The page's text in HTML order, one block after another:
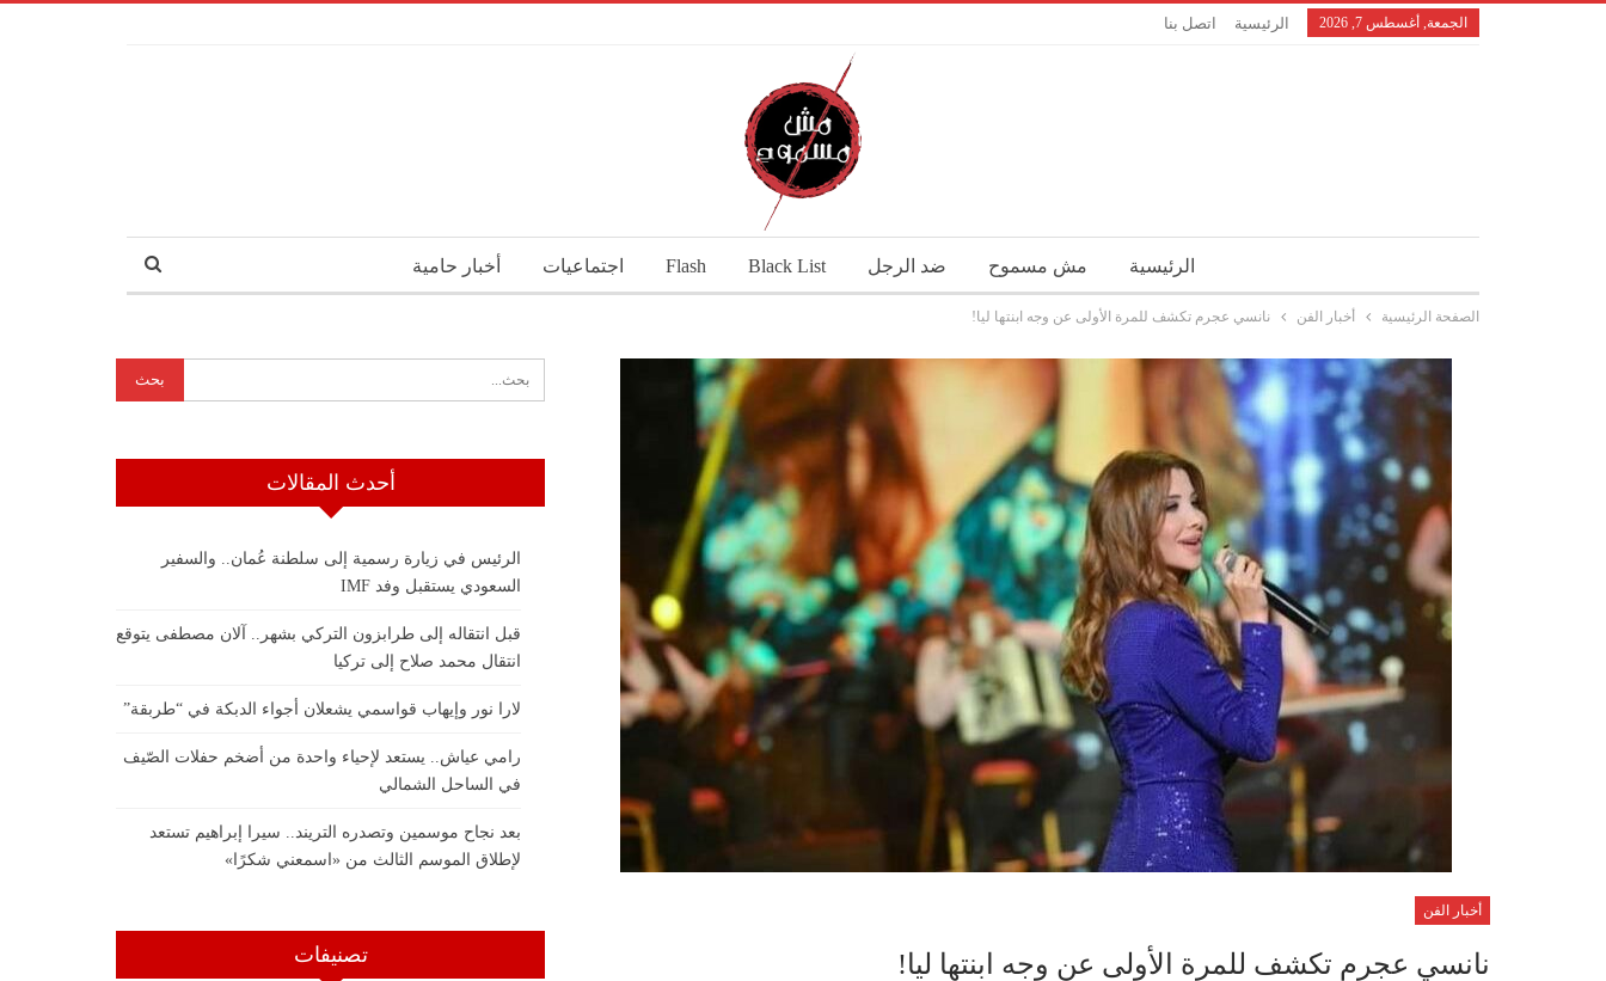
الجمعة, أغسطس 7, 2026 الرئيسية اتصل بنا
الرئيسية مش مسموح ضد الرجل Black List
Flash اجتماعيات أخبار حامية
الصفحة الرئيسية أخبار الفن نانسي عجرم تكشف للمرة الأولى عن وجه ابنتها ليا!
أخبار الفن
نانسي عجرم تكشف للمرة الأولى عن وجه ابنتها ليا!
أحدث المقالات
الرئيس في زيارة رسمية إلى سلطنة عُمان.. والسفير
السعودي يستقبل وفد IMF
قبل انتقاله إلى طرابزون التركي بشهر.. آلان مصطفى يتوقع
انتقال محمد صلاح إلى تركيا
لارا نور وإيهاب قواسمي يشعلان أجواء الدبكة في “طربقة”
رامي عياش.. يستعد لإحياء واحدة من أضخم حفلات الصّيف
في الساحل الشمالي
بعد نجاح موسمين وتصدره التريند.. سيرا إبراهيم تستعد
لإطلاق الموسم الثالث من «اسمعني شكرًا»
تصنيفات